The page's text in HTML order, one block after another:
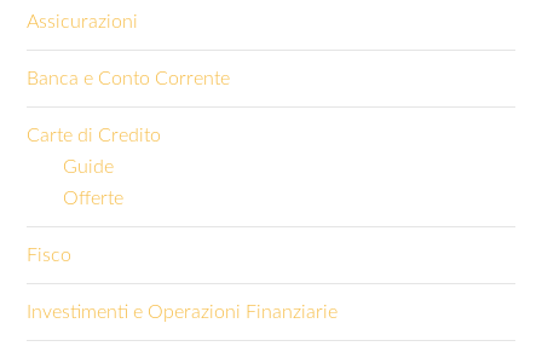
Assicurazioni
Banca e Conto Corrente
Carte di Credito
Guide
Offerte
Fisco
Investimenti e Operazioni Finanziarie